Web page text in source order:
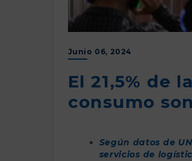
Junio 06, 2024
El 21,5% de
consumo
Según datos de
servicios de